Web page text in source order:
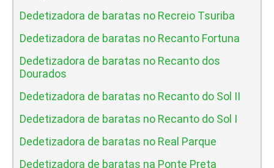
Dedetizadora de baratas no Recreio Tsuriba
Dedetizadora de baratas no Recanto Fortuna
Dedetizadora de baratas no Recanto dos
Dourados
Dedetizadora de baratas no Recanto do Sol II
Dedetizadora de baratas no Recanto do Sol I
Dedetizadora de baratas no Real Parque
Dedetizadora de baratas na Ponte Preta